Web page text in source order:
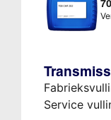
Service